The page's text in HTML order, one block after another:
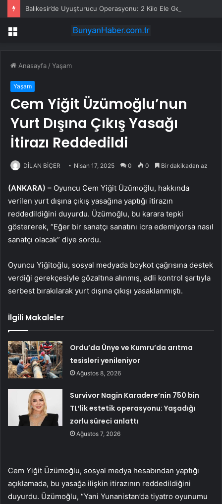
Balıkesir’de Uyuşturucu Operasyonu: 2 Kilo Ele Geçirildi
Menü
Anasayfa /Yaşam
Yaşam
Cem Yiğit Üzümoğlu’nun
Yurt Dışına Çıkış Yasağı
İtirazı Reddedildi
DİLAN BİÇER Nisan 17, 2025 0 0 Bir dakikadan az
(ANKARA) – Oyuncu Cem Yiğit Üzümoğlu, hakkında
verilen yurt dışına çıkış yasağına yaptığı itirazın
reddedildiğini duyurdu. Üzümoğlu, bu karara tepki
göstererek, “Eğer bir sanatçı sanatını icra edemiyorsa nasıl
sanatçı olacak” diye sordu.
Oyuncu Yiğitoğlu, sosyal medyada boykot çağrısına destek
verdiği gerekçesiyle gözaltına alınmış, adli kontrol şartıyla
serbest bırakılarak yurt dışına çıkışı yasaklanmıştı.
İlgili Makaleler
Ordu’da Ünye ve Kumru’da arıtma
tesisleri yenileniyor
Ağustos 8, 2026
Survivor Nagin Karadere’nin 750 bin
TL’lik estetik operasyonu: Yaşadığı
zorlu süreci anlattı
Ağustos 7, 2026
Cem Yiğit Üzümoğlu, sosyal medya hesabından yaptığı
açıklamada, bu yasağa ilişkin itirazının reddedildiğini
duyurdu. Üzümoğlu, “Yani Yunanistan’da tiyatro oyunumu